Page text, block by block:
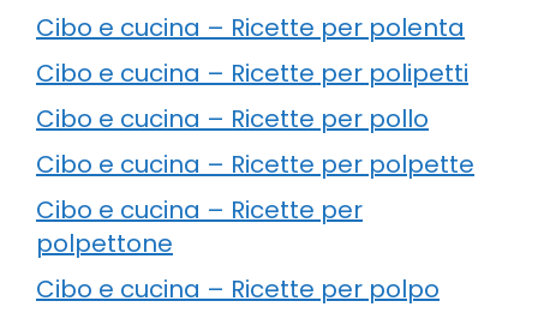
Cibo e cucina – Ricette per polenta
Cibo e cucina – Ricette per polipetti
Cibo e cucina – Ricette per pollo
Cibo e cucina – Ricette per polpette
Cibo e cucina – Ricette per
polpettone
Cibo e cucina – Ricette per polpo